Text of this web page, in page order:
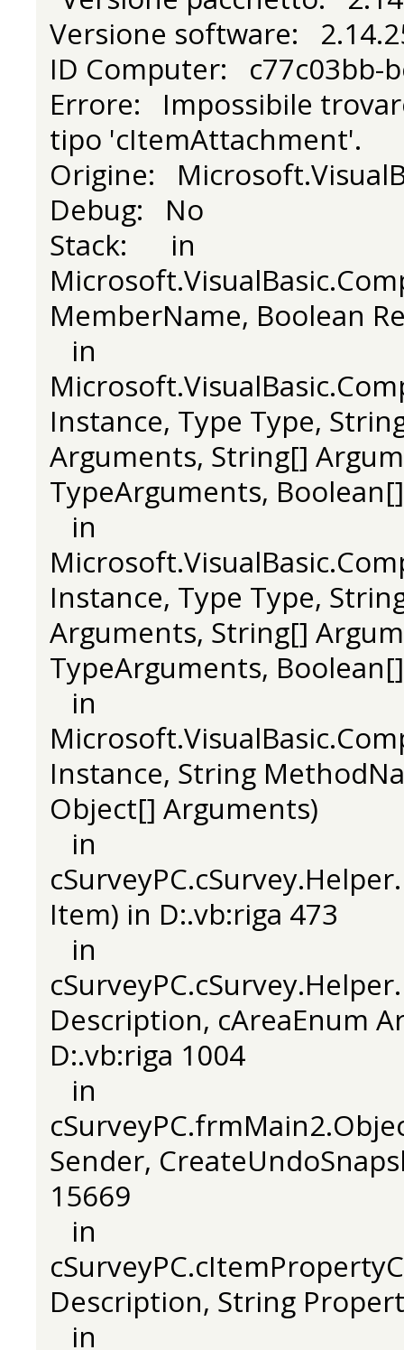
Versione software:
ID Computer: c77c03bb-
Errore: Impossibile
tipo 'cItemAttachment'.
Origine:
Debug: No
Stack: in
MemberName, Boolean
in
Instance, Type Type,
Arguments, String[]
TypeArguments,
in
Instance, Type Type,
Arguments, String[]
TypeArguments,
in
Instance, String
Object[] Arguments)
in
Item) in D:.vb:riga 473
in
Description, cAreaEnum
D:.vb:riga 1004
in
Sender,
15669
in
Description, String
in